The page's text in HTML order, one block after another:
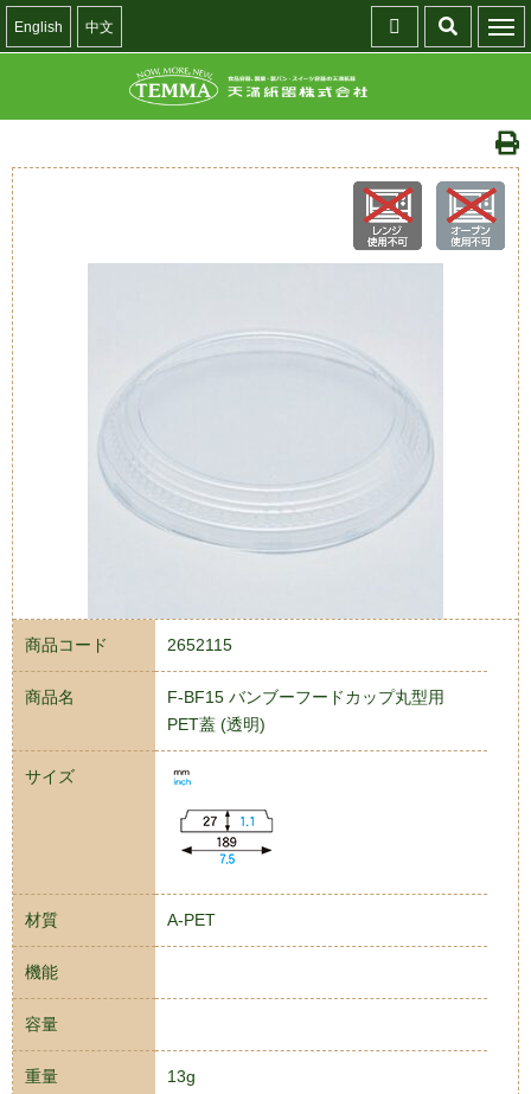
English 中文
商品コード 2652115
商品名
F-BF15 バンブーフードカップ丸型用
PET蓋 (透明)
サイズ
材質 A-PET
機能
容量
重量 13g